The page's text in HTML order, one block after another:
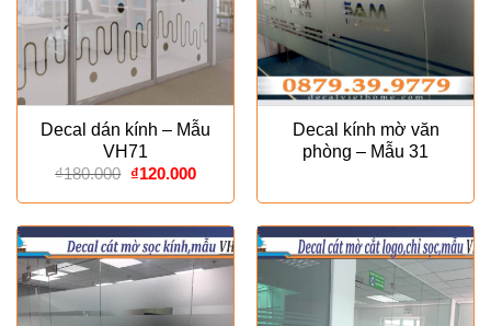
Decal dán kính – Mẫu
VH71
₫180.000 Giá
là:
₫180.000.
₫120.000Giá
tại
là:
₫120.000.
Decal kính mờ văn
phòng – Mẫu 31